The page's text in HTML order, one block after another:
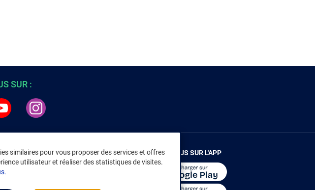
similaires pour vous proposer des services et offres
utilisateur et réaliser des statistiques de visites.
SUR :
LÉGALES
CGU Marketplace
RENDEZ-VOUS SUR L'APP